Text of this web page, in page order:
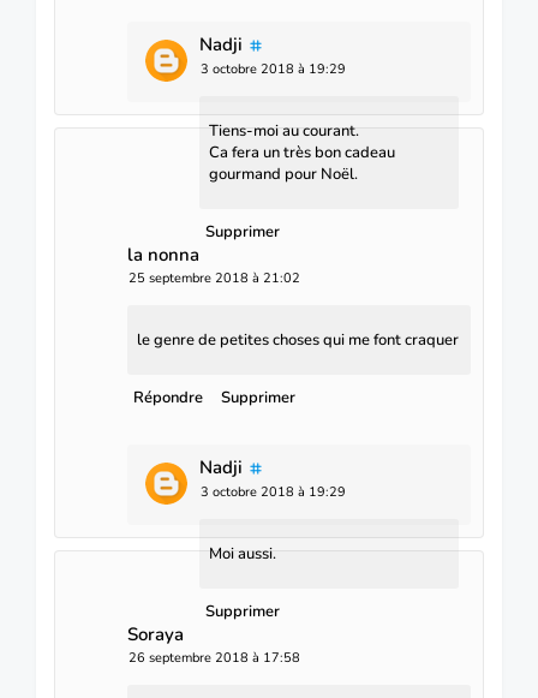
Nadji
3 octobre 2018 à 19:29
Tiens-moi au courant.
Ca fera un très bon cadeau
gourmand pour Noël.
Supprimer
la nonna
25 septembre 2018 à 21:02
le genre de petites choses qui me font craquer
Répondre Supprimer
Nadji
3 octobre 2018 à 19:29
Moi aussi.
Supprimer
Soraya
26 septembre 2018 à 17:58